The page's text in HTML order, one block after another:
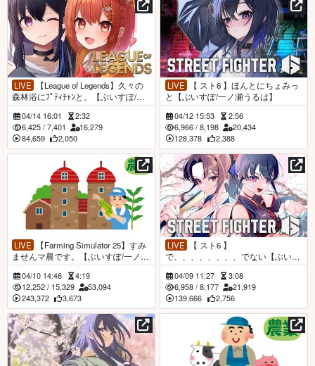
LIVE
森林浴にﾌﾟﾃｨﾁｬﾝと。【ぶいすぽ/一
ノ瀬うるは】
04/14 16:01
2:32
6,425/ 7,401
16,279
84,659
2,050
LIVE
と【ぶいすぽ/一ノ瀬うるは】
04/12 15:53
2:56
6,966 /8,198
20,434
128,378
2,388
LIVE
ませんマ農です。【ぶいすぽ/一ノ瀬
うるは】
04/10 14:46
4:19
12,252/ 15,329
53,094
243,372
3,673
LIVE
で、、、、、、、、でない【ぶいす
ぽ/一ノ瀬うるは】
04/09 11:27
3:08
6,958 /8,177
21,919
139,666
2,756